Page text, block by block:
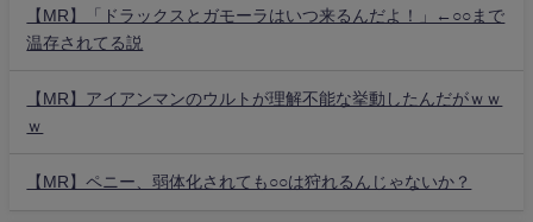
【MR】「ドラックスとガモーラはいつ来るんだよ！」←○○まで
温存されてる説
【MR】アイアンマンのウルトが理解不能な挙動したんだがｗｗ
ｗ
【MR】ペニー、弱体化されても○○は狩れるんじゃないか？